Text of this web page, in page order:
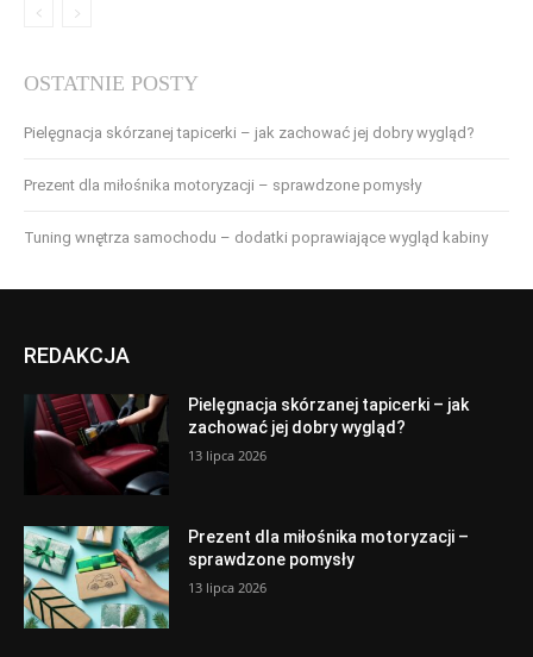
OSTATNIE POSTY
Pielęgnacja skórzanej tapicerki – jak zachować jej dobry wygląd?
Prezent dla miłośnika motoryzacji – sprawdzone pomysły
Tuning wnętrza samochodu – dodatki poprawiające wygląd kabiny
REDAKCJA
Pielęgnacja skórzanej tapicerki – jak
zachować jej dobry wygląd?
13 lipca 2026
Prezent dla miłośnika motoryzacji –
sprawdzone pomysły
13 lipca 2026